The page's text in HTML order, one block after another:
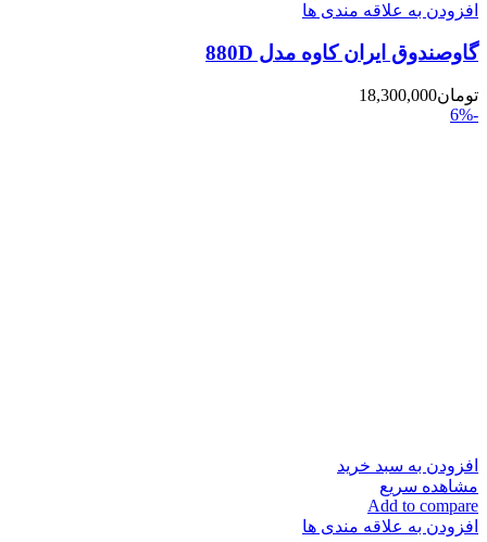
افزودن به علاقه مندی ها
گاوصندوق ایران کاوه مدل 880D
تومان18,300,000
-6%
افزودن به سبد خرید
مشاهده سریع
Add to compare
افزودن به علاقه مندی ها